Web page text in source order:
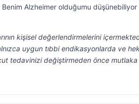
Alzheimer olduğumu düşünebiliyor
kişisel değerlendirmelerini
uygun tıbbi endikasyonlarda ve
tedavinizi değiştirmeden önce mutlaka